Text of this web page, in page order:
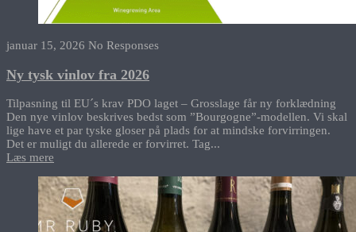
januar 15, 2026 No Responses
Ny tysk vinlov fra 2026
Tilpasning til EU´s krav PDO laget – Grosslage får ny forklædning
Den nye vinlov beskrives bedst som ”Bourgogne”-modellen. Vi skal
lige have et par tyske gloser på plads for at mindske forvirringen.
Det er muligt du allerede er forvirret. Tag...
Læs mere